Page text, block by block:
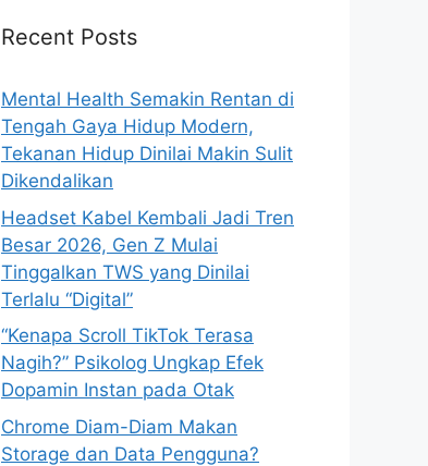
f
r
:
Recent Posts
Mental Health Semakin Rentan di
Tengah Gaya Hidup Modern,
Tekanan Hidup Dinilai Makin Sulit
Dikendalikan
Headset Kabel Kembali Jadi Tren
Besar 2026, Gen Z Mulai
Tinggalkan TWS yang Dinilai
Terlalu “Digital”
“Kenapa Scroll TikTok Terasa
Nagih?” Psikolog Ungkap Efek
Dopamin Instan pada Otak
Chrome Diam-Diam Makan
Storage dan Data Pengguna?